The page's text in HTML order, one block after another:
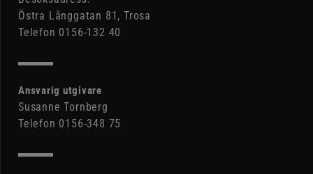
Östra Långgatan 81, Trosa
Telefon 0156-132 40
Ansvarig utgivare
Susanne Tornberg
Telefon 0156-348 75